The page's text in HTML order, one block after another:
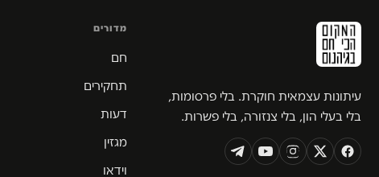
עיתונות עצמאית חוקרת. בלי פרסומות,
בלי בעלי הון, בלי צנזורה, בלי פשרות.
מדורים
חם
תחקירים
דעות
מגזין
וידאו